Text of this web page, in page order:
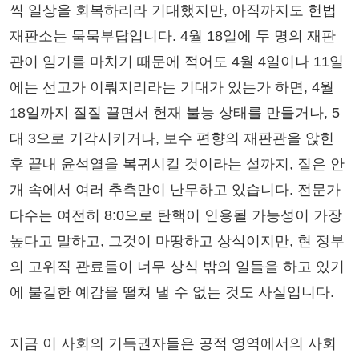
씩 일상을 회복하리라 기대했지만, 아직까지도 헌법
재판소는 묵묵부답입니다. 4월 18일에 두 명의 재판
관이 임기를 마치기 때문에 적어도 4월 4일이나 11일
에는 선고가 이뤄지리라는 기대가 있는가 하면, 4월
18일까지 질질 끌면서 헌재 불능 상태를 만들거나, 5
대 3으로 기각시키거나, 보수 편향의 재판관을 앉힌
후 끝내 윤석열을 복귀시킬 것이라는 설까지, 짙은 안
개 속에서 여러 추측만이 난무하고 있습니다. 전문가
다수는 여전히 8:0으로 탄핵이 인용될 가능성이 가장
높다고 말하고, 그것이 마땅하고 상식이지만, 현 정부
의 고위직 관료들이 너무 상식 밖의 일들을 하고 있기
에 불길한 예감을 떨쳐 낼 수 없는 것도 사실입니다.
지금 이 사회의 기득권자들은 공적 영역에서의 사회